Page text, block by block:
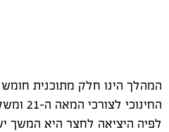
המהלך הינו חלק מתוכנית
לפיה היציאה לחצר היא המשך